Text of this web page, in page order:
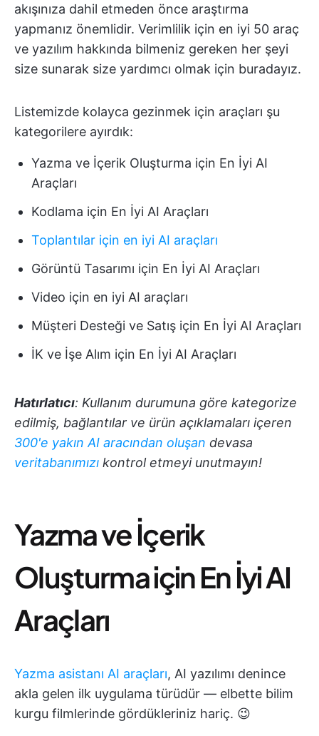
akışınıza dahil etmeden önce araştırma
yapmanız önemlidir. Verimlilik için en iyi 50 araç
ve yazılım hakkında bilmeniz gereken her şeyi
size sunarak size yardımcı olmak için buradayız.
Listemizde kolayca gezinmek için araçları şu
kategorilere ayırdık:
Yazma ve İçerik Oluşturma için En İyi AI
Araçları
Kodlama için En İyi AI Araçları
Toplantılar için en iyi AI araçları
Görüntü Tasarımı için En İyi AI Araçları
Video için en iyi AI araçları
Müşteri Desteği ve Satış için En İyi AI Araçları
İK ve İşe Alım için En İyi AI Araçları
Hatırlatıcı: Kullanım durumuna göre kategorize
edilmiş, bağlantılar ve ürün açıklamaları içeren
300'e yakın AI aracından oluşan devasa
veritabanımızı kontrol etmeyi unutmayın!
Yazma ve İçerik
Oluşturma için En İyi AI
Araçları
Yazma asistanı AI araçları, AI yazılımı denince
akla gelen ilk uygulama türüdür — elbette bilim
kurgu filmlerinde gördükleriniz hariç. 😉